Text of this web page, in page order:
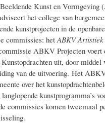
Kunst en
het college van
kunstprojecten in de
commissies: het ABKV Artistiek
ABKV Projecten voert
uit, door middel
van de uitvoering. Het
over het
kunstprogramma’s
commissies komen tweemaal